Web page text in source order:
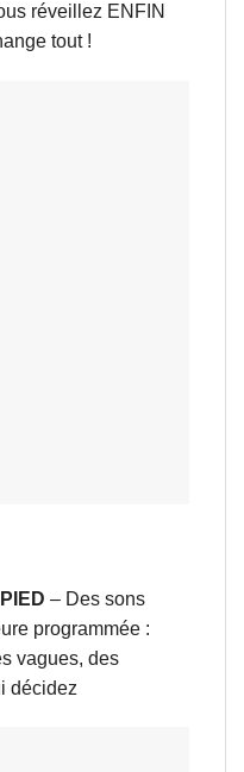
réveillez ENFIN
tout !
– Des sons
programmée :
vagues, des
décidez